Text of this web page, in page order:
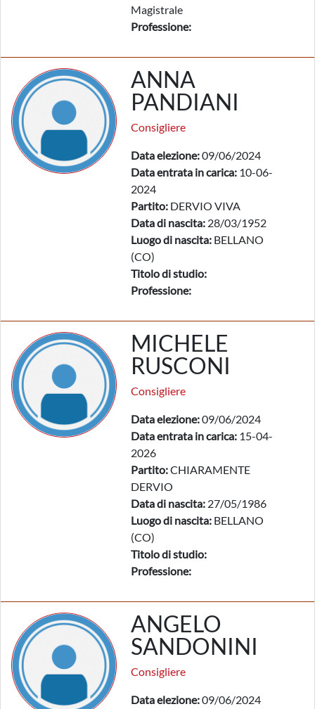
Magistrale
Professione:
ANNA
PANDIANI
Consigliere
Data elezione:09/06/2024
Data entrata in carica: 10-06-
2024
Partito: DERVIO VIVA
Data di nascita: 28/03/1952
Luogo di nascita: BELLANO
(CO)
Titolo di studio:
Professione:
MICHELE
RUSCONI
Consigliere
Data elezione:09/06/2024
Data entrata in carica: 15-04-
2026
Partito:CHIARAMENTE
DERVIO
Data di nascita: 27/05/1986
Luogo di nascita: BELLANO
(CO)
Titolo di studio:
Professione:
ANGELO
SANDONINI
Consigliere
Data elezione:09/06/2024